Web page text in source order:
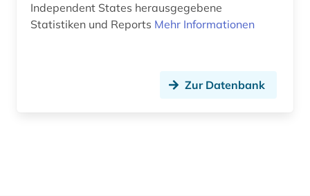
Independent States herausgegebene
Statistiken und Reports Mehr Informationen
Zur Datenbank